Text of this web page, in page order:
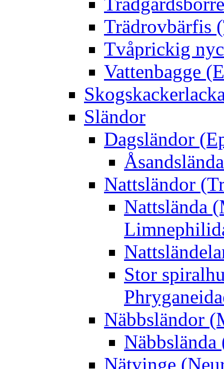
Trädrovbärfis
Tvåprickig
Vattenbagge
Sländor
Dagsländor
Nattsländor
Nattslända
Stor
Näbbsländor
Nätvinge